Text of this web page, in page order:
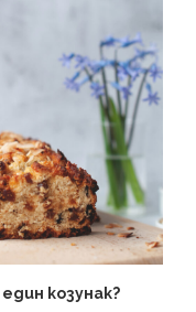
козунак?